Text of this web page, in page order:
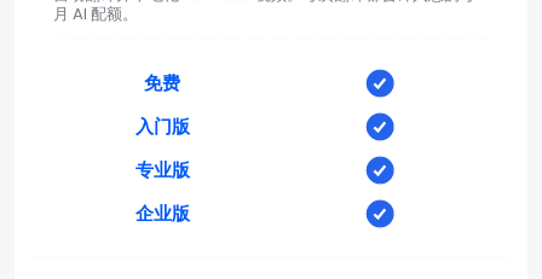
月 AI 配额。
免费
入门版
专业版
企业版